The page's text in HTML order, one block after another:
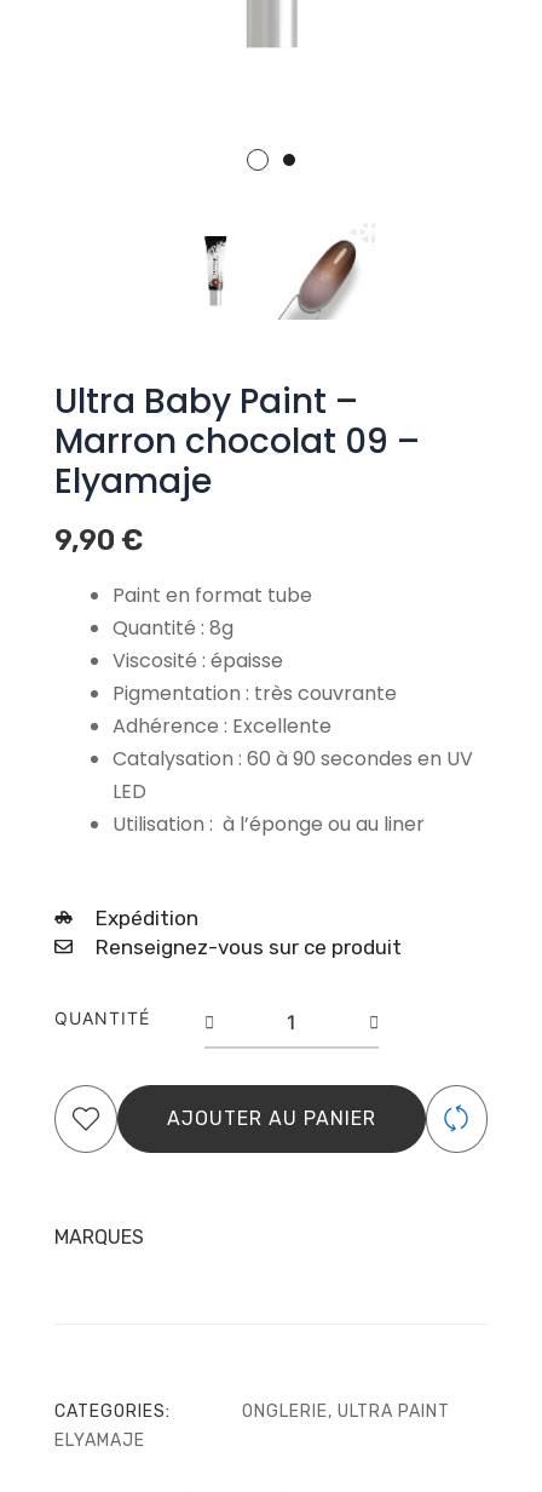
Ultra Baby Paint –
Marron chocolat 09 –
Elyamaje
9,90 €
Paint en format tube
Quantité : 8g
Viscosité : épaisse
Pigmentation : très couvrante
Adhérence : Excellente
Catalysation : 60 à 90 secondes en UV
LED
Utilisation : à l’éponge ou au liner
Expédition
Renseignez-vous sur ce produit
QUANTITÉ
Baby
–
Marron
AJOUTER AU PANIER
MARQUES
CATEGORIES: ONGLERIE, ULTRA PAINT
ELYAMAJE